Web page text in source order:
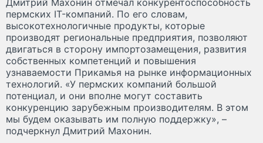
Дмитрий Махонин отмечал конкурентоспособность
пермских IT-компаний. По его словам,
высокотехнологичные продукты, которые
производят региональные предприятия, позволяют
двигаться в сторону импортозамещения, развития
собственных компетенций и повышения
узнаваемости Прикамья на рынке информационных
технологий. «У пермских компаний большой
потенциал, и они вполне могут составить
конкуренцию зарубежным производителям. В этом
мы будем оказывать им полную поддержку», –
подчеркнул Дмитрий Махонин.